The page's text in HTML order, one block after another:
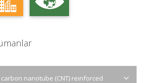
nanotube (CNT) reinforced